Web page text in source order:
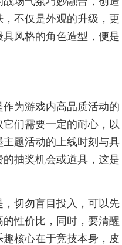
不仅是外观的升级，更
风格的角色造型，便是
为游戏内高品质活动的
们需要一定的耐心，以
题活动的上线时刻与具
抽奖机会或道具，这是
切勿盲目投入，可以先
性价比，同时，要清醒
核心在于竞技本身，皮